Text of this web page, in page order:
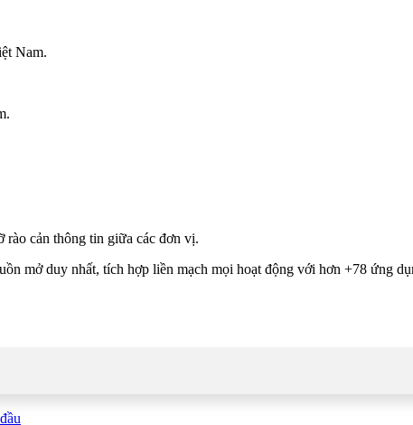
Nam.
rào cản thông tin giữa các đơn vị.
mở duy nhất, tích hợp liền mạch mọi hoạt động với hơn +78 ứng